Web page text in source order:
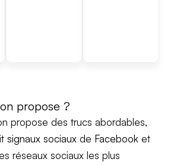
propose ?
propose des trucs abordables,
signaux sociaux de Facebook et
réseaux sociaux les plus